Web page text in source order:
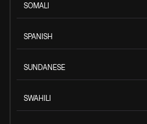
SOMALI
SPANISH
SUNDANESE
SWAHILI